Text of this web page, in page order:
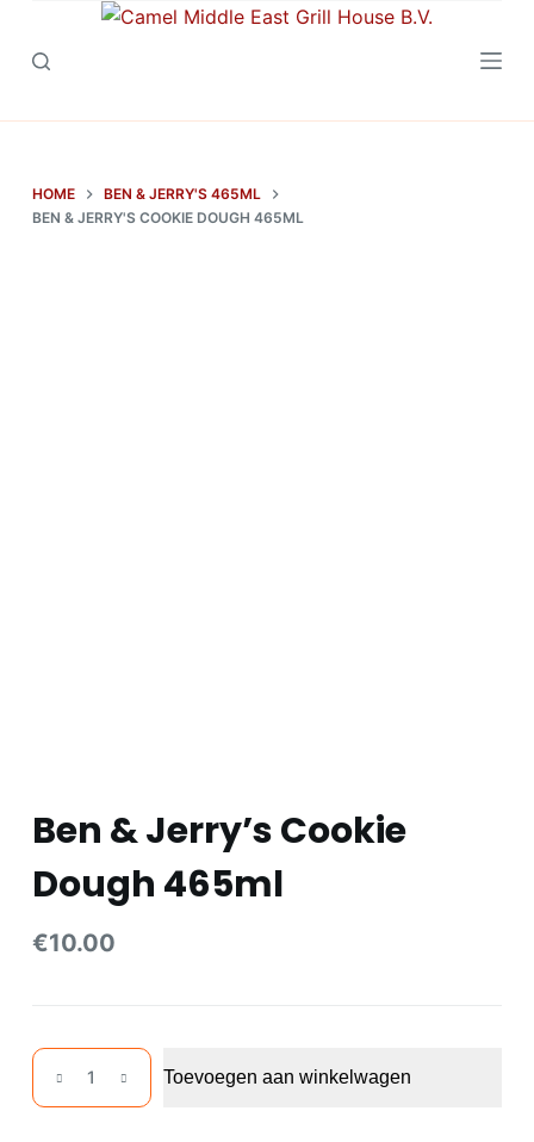
o
r
a
a
HOME
BEN & JERRY'S 465ML
BEN & JERRY'S COOKIE DOUGH 465ML
Ben & Jerry’s Cookie
Dough 465ml
€10.00
Ben
Toevoegen aan winkelwagen